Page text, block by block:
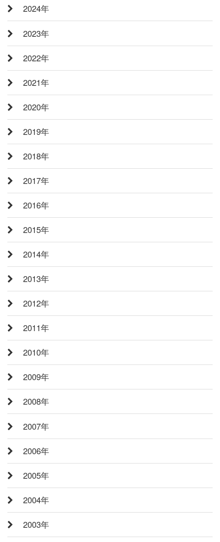
2024年
2023年
2022年
2021年
2020年
2019年
2018年
2017年
2016年
2015年
2014年
2013年
2012年
2011年
2010年
2009年
2008年
2007年
2006年
2005年
2004年
2003年